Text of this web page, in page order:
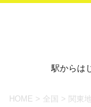
駅からは
HOME > 全国 > 関東